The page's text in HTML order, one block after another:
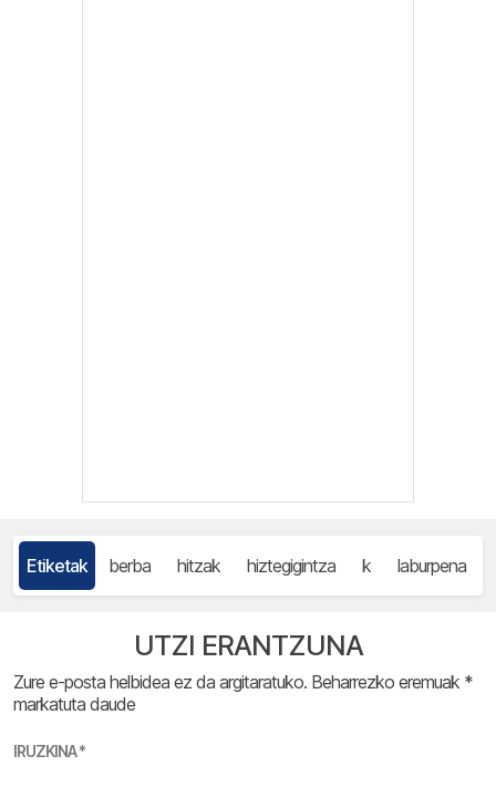
Etiketak berba hitzak hiztegigintza k laburpena
UTZI ERANTZUNA
Zure e-posta helbidea ez da argitaratuko. Beharrezko eremuak *
markatuta daude
IRUZKINA*